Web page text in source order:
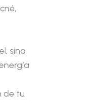
sino
de tu